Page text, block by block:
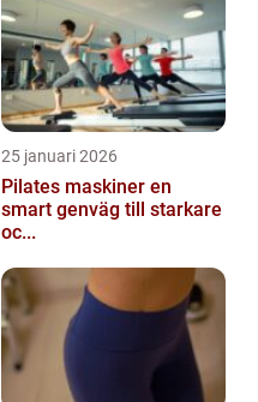
25 januari 2026
Pilates maskiner en
smart genväg till starkare
oc...